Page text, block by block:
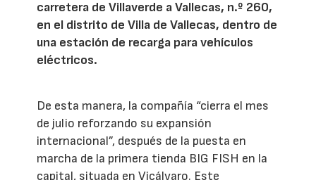
carretera de Villaverde a Vallecas, n.º 260,
en el distrito de Villa de Vallecas, dentro de
una estación de recarga para vehículos
eléctricos.
De esta manera, la compañía “cierra el mes
de julio reforzando su expansión
internacional”, después de la puesta en
marcha de la primera tienda BIG FISH en la
capital, situada en Vicálvaro. Este